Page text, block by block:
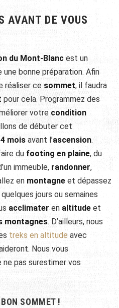
AVANT DE VOUS
du Mont-Blancest un
bonne préparation. Afin
réaliser ce sommet, il faudra
pour cela. Programmez des
votre condition
de débuter cet
mois avant l’ascension.
du footing en plaine, du
immeuble, randonner,
en montagne et dépassez
quelques jours ou semaines
acclimater en altitude et
montagnes. D’ailleurs, nous
treks en altitude avec
Nous vous
pas surestimer vos
SOMMET !